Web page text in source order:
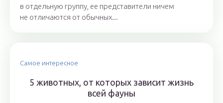
в отдельную группу, ее представители ничем
не отличаются от обычных...
Самое интересное
5 животных, от которых зависит жизнь
всей фауны